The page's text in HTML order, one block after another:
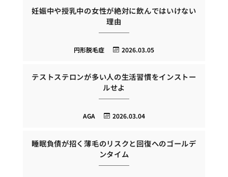
妊娠中や授乳中の女性が絶対に飲んではいけない
理由
2026.03.05
円形脱毛症
テストステロンが多い人の生活習慣をインストー
ルせよ
2026.03.04
AGA
睡眠負債が招く薄毛のリスクと回復へのゴールデ
ンタイム